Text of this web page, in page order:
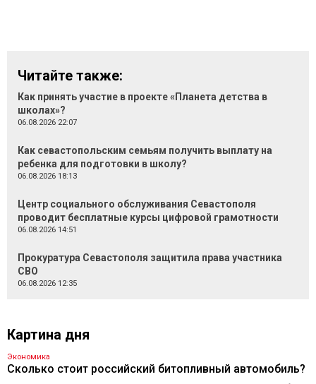
Читайте также:
Как принять участие в проекте «Планета детства в
школах»?
06.08.2026 22:07
Как севастопольским семьям получить выплату на
ребенка для подготовки в школу?
06.08.2026 18:13
Центр социального обслуживания Севастополя
проводит бесплатные курсы цифровой грамотности
06.08.2026 14:51
Прокуратура Севастополя защитила права участника
СВО
06.08.2026 12:35
Картина дня
Экономика
Сколько стоит российский битопливный автомобиль?